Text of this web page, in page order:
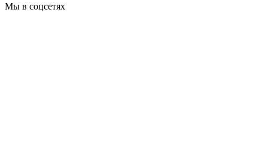
Мы в соцсетях